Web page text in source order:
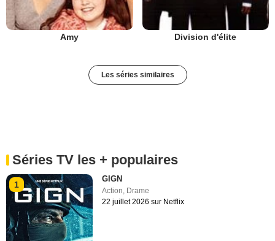
Amy Division d'élite
Les séries similaires
Séries TV les + populaires
1
GIGN
Action Drame
22 juillet 2026 sur Netflix